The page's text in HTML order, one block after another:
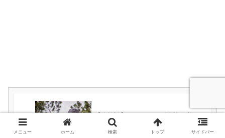
必要じゃなかった物
メニュー ホーム 検索 トップ サイドバー